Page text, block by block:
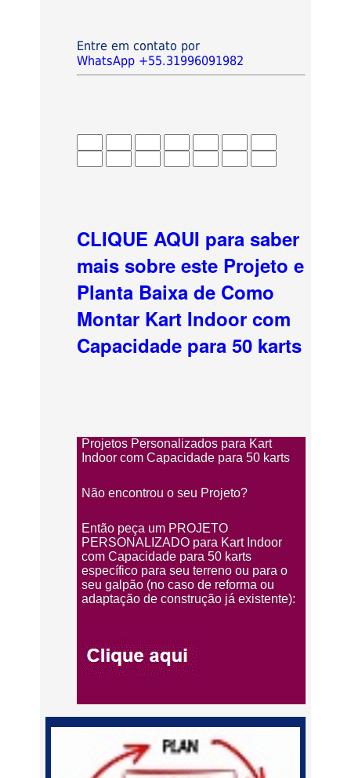
Entre em contato por
WhatsApp +55.31996091982
CLIQUE AQUI para saber
mais sobre este Projeto e
Planta Baixa de Como
Montar Kart Indoor com
Capacidade para 50 karts
Projetos Personalizados para Kart
Indoor com Capacidade para 50 karts
Não encontrou o seu Projeto?
Então peça um PROJETO
PERSONALIZADO para Kart Indoor
com Capacidade para 50 karts
específico para seu terreno ou para o
seu galpão (no caso de reforma ou
adaptação de construção já existente):